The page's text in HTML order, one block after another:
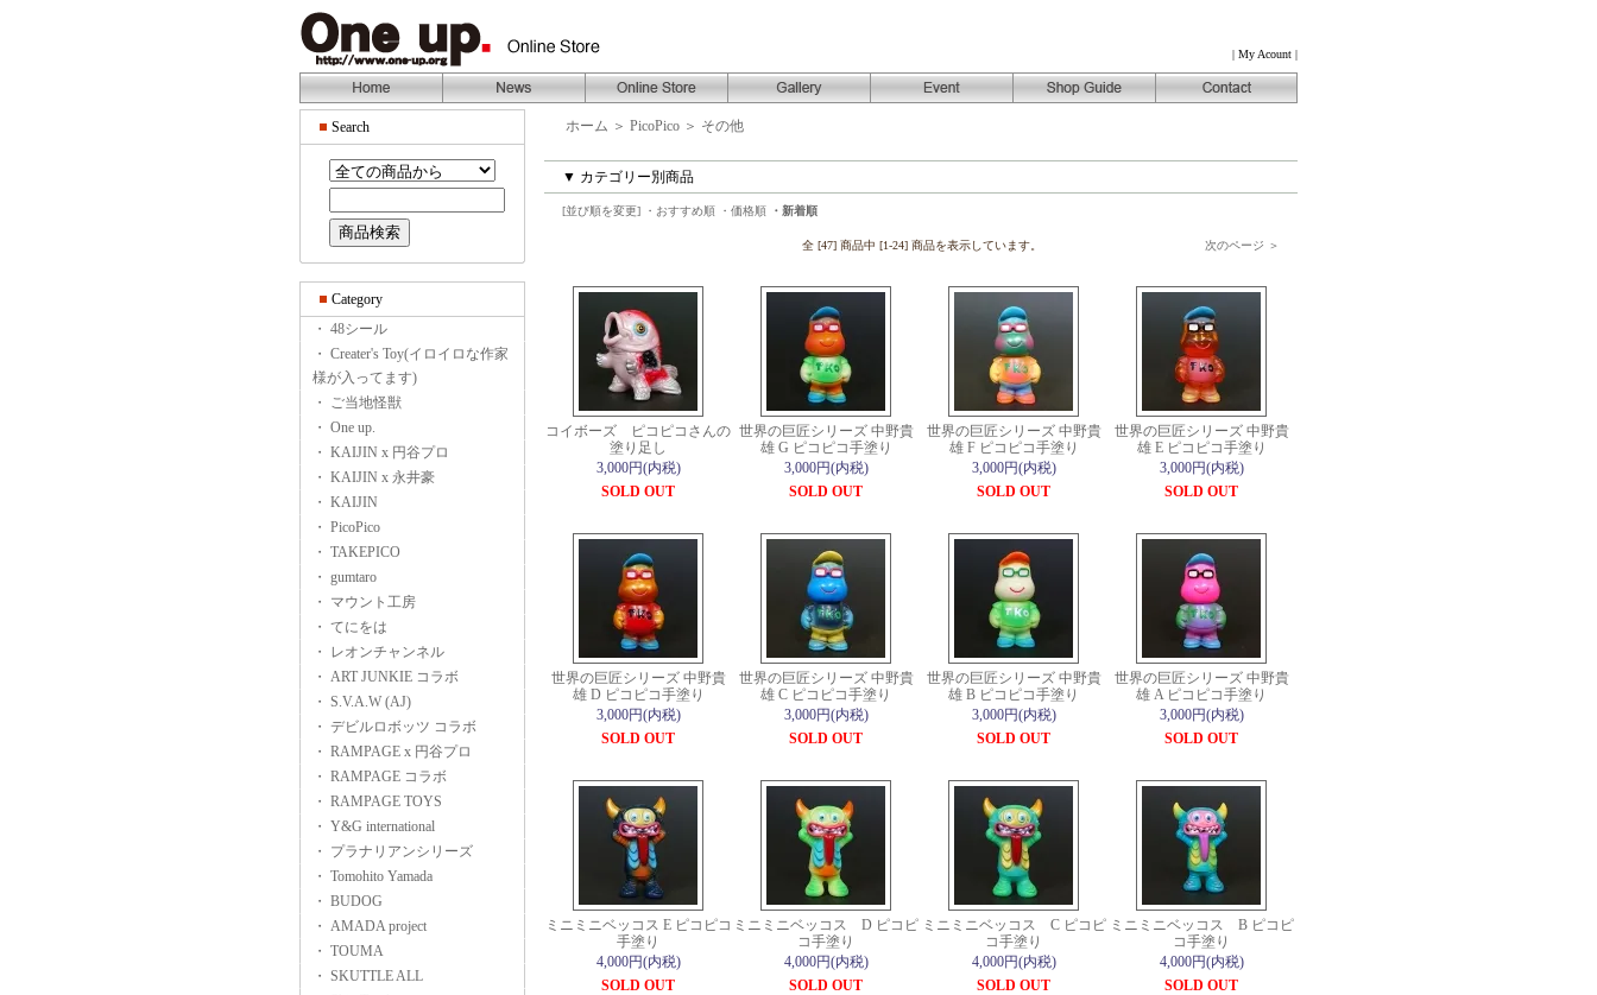
| My Acount |
Search
Category
・ 48シール
・ Creater's Toy(イロイロな作家
様が入ってます)
・ ご当地怪獣
・ One up.
・ KAIJIN x 円谷プロ
・ KAIJIN x 永井豪
・ KAIJIN
・ PicoPico
・ TAKEPICO
・ gumtaro
・ マウント工房
・ てにをは
・ レオンチャンネル
・ ART JUNKIE コラボ
・ S.V.A.W (AJ)
・ デビルロボッツ コラボ
・ RAMPAGE x 円谷プロ
・ RAMPAGE コラボ
・ RAMPAGE TOYS
・ Y&G international
・ プラナリアンシリーズ
・ Tomohito Yamada
・ BUDOG
・ AMADA project
・ TOUMA
・ SKUTTLE ALL
ホーム ＞ PicoPico ＞ その他
▼ カテゴリー別商品
[並び順を変更] ・おすすめ順 ・価格順 ・新着順
全 [47] 商品中 [1-24] 商品を表示しています。 次のページ ＞
コイボーズ ピコピコさんの
塗り足し
3,000円(内税)
SOLD OUT
世界の巨匠シリーズ 中野貴
雄 G ピコピコ手塗り
3,000円(内税)
SOLD OUT
世界の巨匠シリーズ 中野貴
雄 F ピコピコ手塗り
3,000円(内税)
SOLD OUT
世界の巨匠シリーズ 中野貴
雄 E ピコピコ手塗り
3,000円(内税)
SOLD OUT
世界の巨匠シリーズ 中野貴
雄 D ピコピコ手塗り
3,000円(内税)
SOLD OUT
世界の巨匠シリーズ 中野貴
雄 C ピコピコ手塗り
3,000円(内税)
SOLD OUT
世界の巨匠シリーズ 中野貴
雄 B ピコピコ手塗り
3,000円(内税)
SOLD OUT
世界の巨匠シリーズ 中野貴
雄 A ピコピコ手塗り
3,000円(内税)
SOLD OUT
ミニミニベッコス E ピコピコ
手塗り
4,000円(内税)
SOLD OUT
ミニミニベッコス D ピコピ
コ手塗り
4,000円(内税)
SOLD OUT
ミニミニベッコス C ピコピ
コ手塗り
4,000円(内税)
SOLD OUT
ミニミニベッコス B ピコピ
コ手塗り
4,000円(内税)
SOLD OUT